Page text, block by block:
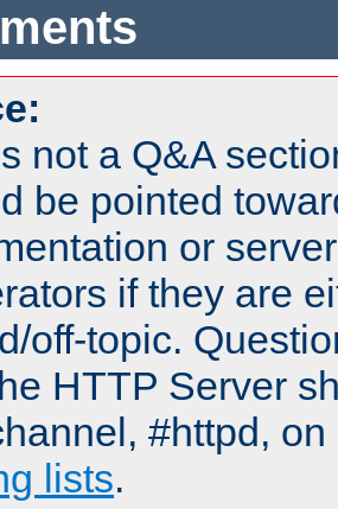
not a Q&A
be pointed
or
if they are
off-topic.
HTTP Server
#httpd,
lists.